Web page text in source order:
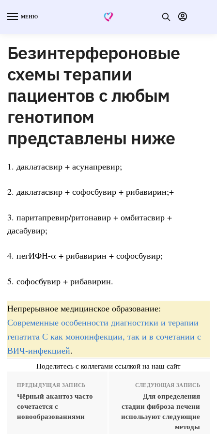
МЕНЮ
Безинтерфероновые
схемы терапии
пациентов с любым
генотипом
представлены ниже
1. даклатасвир + асунапревир;
2. даклатасвир + софосбувир + рибавирин;+
3. паритапревир/ритонавир + омбитасвир +
дасабувир;
4. пегИФН-α + рибавирин + софосбувир;
5. софосбувир + рибавирин.
Непрерывное медицинское образование:
Современные особенности диагностики и терапии
гепатита С как моноинфекции, так и в сочетании с
ВИЧ-инфекцией.
Поделитесь с коллегами ссылкой на наш сайт
ПРЕДЫДУЩАЯ ЗАПИСЬ
Чёрный акантоз часто
сочетается с
новообразованиями
СЛЕДУЮЩАЯ ЗАПИСЬ
Для определения
стадии фиброза печени
используют следующие
методы